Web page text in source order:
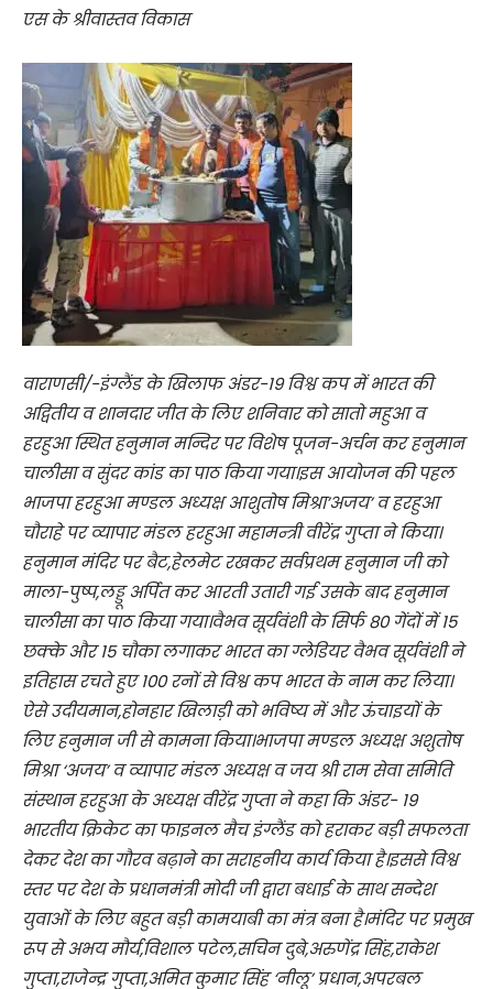
एस के श्रीवास्तव विकास
वाराणसी/-इंग्लैंड के खिलाफ अंडर-19 विश्व कप में भारत की
अद्वितीय व शानदार जीत के लिए शनिवार को सातो महुआ व
हरहुआ स्थित हनुमान मन्दिर पर विशेष पूजन-अर्चन कर हनुमान
चालीसा व सुंदर कांड का पाठ किया गया।इस आयोजन की पहल
भाजपा हरहुआ मण्डल अध्यक्ष आशुतोष मिश्रा’अजय’ व हरहुआ
चौराहे पर व्यापार मंडल हरहुआ महामन्त्री वीरेंद्र गुप्ता ने किया।
हनुमान मंदिर पर बैट,हेलमेट रखकर सर्वप्रथम हनुमान जी को
माला-पुष्प,लड्डू अर्पित कर आरती उतारी गई उसके बाद हनुमान
चालीसा का पाठ किया गया।वैभव सूर्यवंशी के सिर्फ 80 गेंदों में 15
छक्के और 15 चौका लगाकर भारत का ग्लेडियर वैभव सूर्यवंशी ने
इतिहास रचते हुए 100 रनों से विश्व कप भारत के नाम कर लिया।
ऐसे उदीयमान,होनहार खिलाड़ी को भविष्य में और ऊंचाइयों के
लिए हनुमान जी से कामना किया।भाजपा मण्डल अध्यक्ष अशुतोष
मिश्रा ‘अजय’ व व्यापार मंडल अध्यक्ष व जय श्री राम सेवा समिति
संस्थान हरहुआ के अध्यक्ष वीरेंद्र गुप्ता ने कहा कि अंडर- 19
भारतीय क्रिकेट का फाइनल मैच इंग्लैंड को हराकर बड़ी सफलता
देकर देश का गौरव बढ़ाने का सराहनीय कार्य किया है।इससे विश्व
स्तर पर देश के प्रधानमंत्री मोदी जी द्वारा बधाई के साथ सन्देश
युवाओं के लिए बहुत बड़ी कामयाबी का मंत्र बना है।मंदिर पर प्रमुख
रूप से अभय मौर्य,विशाल पटेल,सचिन दुबे,अरुणेंद्र सिंह,राकेश
गुप्ता,राजेन्द्र गुप्ता,अमित कुमार सिंह ‘नीलू’ प्रधान,अपरबल